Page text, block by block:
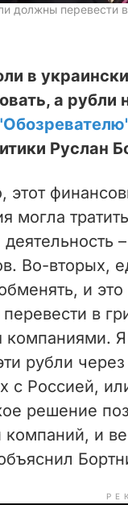
должны перевести
в
а рубли
Руслан
этот
могла
Во-вторых,
и
в
компаниями.
рубли
с Россией,
решение
и